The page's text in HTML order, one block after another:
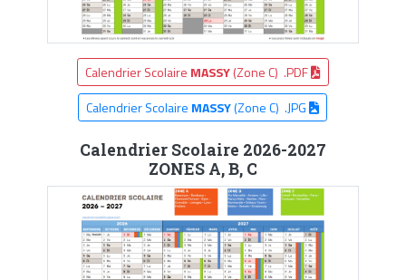
Calendrier Scolaire MASSY(Zone C) .PDF
Calendrier Scolaire MASSY(Zone C) .JPG
Calendrier Scolaire 2026-2027
ZONES A, B, C